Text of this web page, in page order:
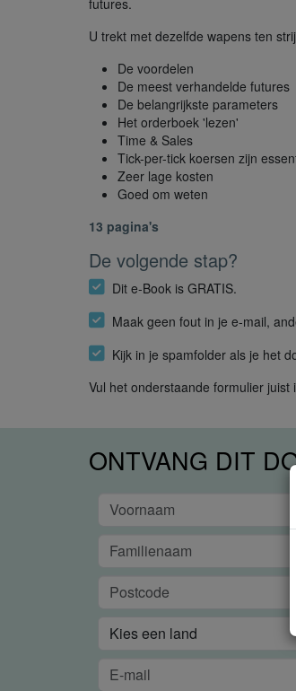
futures.
U trekt met dezelfde wapens ten
De voordelen
De meest verhandelde futures
De belangrijkste parameters
Het orderboek 'lezen'
Time & Sales
Tick-per-tick koersen zijn
Zeer lage kosten
Goed om weten
13 pagina's
De volgende stap?
Dit e-Book is GRATIS.
Maak geen fout in je e-mail,
Kijk in je spamfolder als je het
Vul het onderstaande formulier juist
ONTVANG DIT